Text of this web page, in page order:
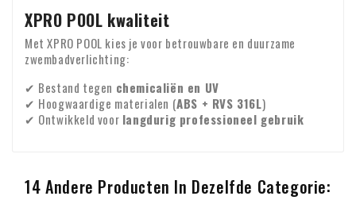
XPRO POOL kwaliteit
Met XPRO POOL kies je voor betrouwbare en duurzame
zwembadverlichting:
✔ Bestand tegen chemicaliën en UV
✔ Hoogwaardige materialen (ABS + RVS 316L)
✔ Ontwikkeld voor langdurig professioneel gebruik
14 Andere Producten In Dezelfde Categorie: